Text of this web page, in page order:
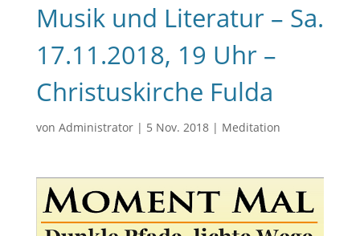
Musik und Literatur – Sa.
17.11.2018, 19 Uhr –
Christuskirche Fulda
von Administrator| 5 Nov. 2018| Meditation